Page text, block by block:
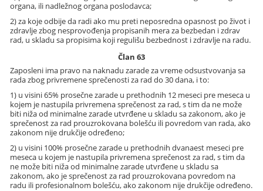
organa, ili nadležnog organa poslodavca;
2) za koje odbije da radi ako mu preti neposredna opasnost po život i
zdravlje zbog nesprovođenja propisanih mera za bezbedan i zdrav
rad, u skladu sa propisima koji regulišu bezbednost i zdravlje na radu.
Član 63
Zaposleni ima pravo na naknadu zarade za vreme odsustvovanja sa
rada zbog privremene sprečenosti za rad do 30 dana, i to:
1) u visini 65% prosečne zarade u prethodnih 12 meseci pre meseca u
kojem je nastupila privremena sprečenost za rad, s tim da ne može
biti niža od minimalne zarade utvrđene u skladu sa zakonom, ako je
sprečenost za rad prouzrokovana bolešću ili povredom van rada, ako
zakonom nije drukčije određeno;
2) u visini 100% prosečne zarade u prethodnih dvanaest meseci pre
meseca u kojem je nastupila privremena sprečenost za rad, s tim da
ne može biti niža od minimalne zarade utvrđene u skladu sa
zakonom, ako je sprečenost za rad prouzrokovana povredom na
radu ili profesionalnom bolešću, ako zakonom nije drukčije određeno.